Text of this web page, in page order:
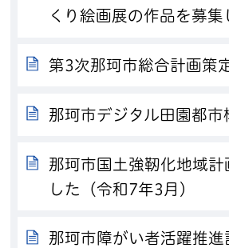
くり絵画展の作品を募集
第3次那珂市総合計画策
那珂市デジタル田園都市
那珂市国土強靭化地域計
した（令和7年3月）
那珂市障がい者活躍推進